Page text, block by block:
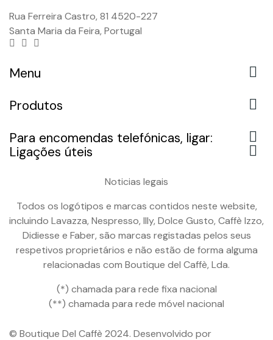
Rua Ferreira Castro, 81 4520-227
Santa Maria da Feira, Portugal
Menu 
Produtos 
Para encomendas telefónicas, ligar: 
Ligações úteis 
Noticias legais
Todos os logótipos e marcas contidos neste website,
incluindo Lavazza, Nespresso, Illy, Dolce Gusto, Caffè Izzo,
Didiesse e Faber, são marcas registadas pelos seus
respetivos proprietários e não estão de forma alguma
relacionadas com Boutique del Caffè, Lda.
(*) chamada para rede fixa nacional
(**) chamada para rede móvel nacional
© Boutique Del Caffè 2024. Desenvolvido por